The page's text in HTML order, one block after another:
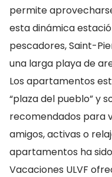
permite
esta dinámica
pescadores, Saint-
una larga playa de
Los apartamentos
“plaza del pueblo” y
recomendados para
amigos, activas o
apartamentos ha
Vacaciones ULVF